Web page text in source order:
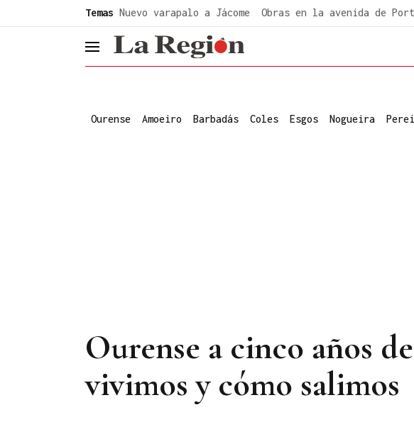
Temas Nuevo varapalo a Jácome Obras en la avenida de
header.menu.open
Ourense Amoeiro Barbadás Coles Esgos Nogueira
Ourense a cinco años
vivimos y cómo salimos